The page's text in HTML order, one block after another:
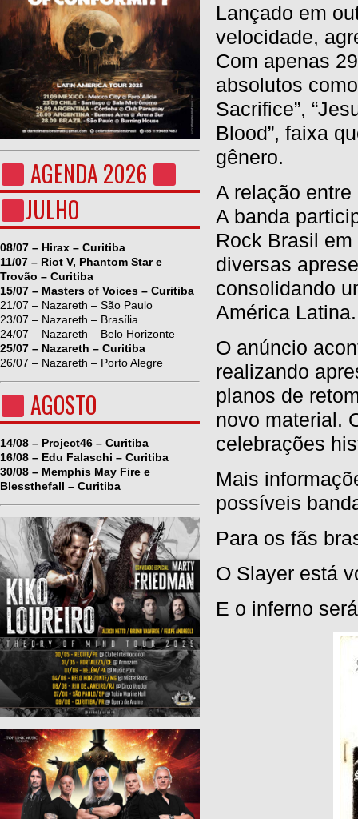
AGENDA 2026
JULHO
08/07 – Hirax – Curitiba
11/07 – Riot V, Phantom Star e
Trovão – Curitiba
15/07 – Masters of Voices – Curitiba
21/07 – Nazareth – São Paulo
23/07 – Nazareth – Brasília
24/07 – Nazareth – Belo Horizonte
25/07 – Nazareth – Curitiba
26/07 – Nazareth – Porto Alegre
AGOSTO
14/08 – Project46 – Curitiba
16/08 – Edu Falaschi – Curitiba
30/08 – Memphis May Fire e
Blessthefall – Curitiba
Lançado em
velocidade,
Com apenas
absolutos
Sacrifice”,
Blood”, faixa
gênero.
A relação
A banda
Rock Brasil
diversas
consolidando
América Latina.
O anúncio
realizando
planos de
novo material.
celebrações
Mais
possíveis
Para os fãs
O Slayer está
E o inferno